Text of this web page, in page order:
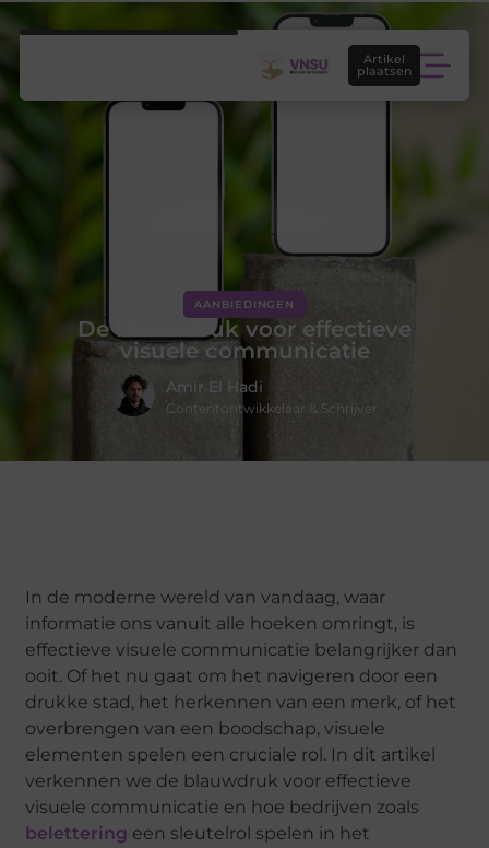
Artikel
plaatsen
AANBIEDINGEN
De blauwdruk voor effectieve
visuele communicatie
Amir El Hadi
Contentontwikkelaar & Schrijver
In de moderne wereld van vandaag, waar
informatie ons vanuit alle hoeken omringt, is
effectieve visuele communicatie belangrijker dan
ooit. Of het nu gaat om het navigeren door een
drukke stad, het herkennen van een merk, of het
overbrengen van een boodschap, visuele
elementen spelen een cruciale rol. In dit artikel
verkennen we de blauwdruk voor effectieve
visuele communicatie en hoe bedrijven zoals
belettering een sleutelrol spelen in het